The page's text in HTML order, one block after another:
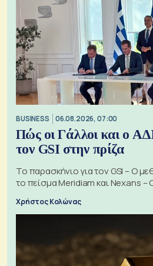
BUSINESS 06.08.2026, 07:00
Πώς οι Γάλλοι και ο
τον GSI στην πρίζα
Το παρασκήνιο για τον GSI – Ο
το πείσμα Meridiam και Nexans
Χρήστος Κολώνας